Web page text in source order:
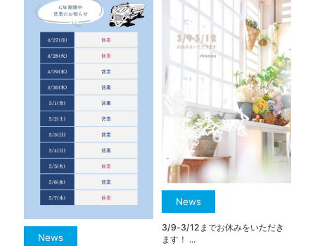
News
News
3/9-3/12までお休みをいただき
ます！ ...